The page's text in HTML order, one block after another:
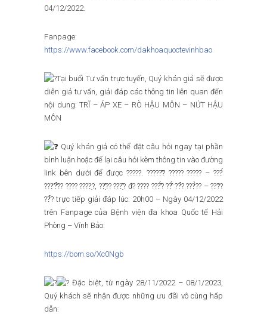
04/12/2022.
Fanpage:
https://www.facebook.com/dakhoaquoctevinhbao
Tại buổi Tư vấn trực tuyến, Quý khán giả sẽ được
diễn giả tư vấn, giải đáp các thông tin liên quan đến
nội dung: TRĨ – ÁP XE – RÒ HẬU MÔN – NỨT HẬU
MÔN
Quý khán giả có thể đặt câu hỏi ngay tại phần
bình luận hoặc để lại câu hỏi kèm thông tin vào đường
link bên dưới để được ?????. ?????̂̃? ????? ????? – ???́
???̛?̛̉?? ???? ????̣?, ??̣̂?? ???̣̂? đ? ???? ???̂́? ??̂́ ??̉? ???̀?? – ??̃??
??̉? trực tiếp giải đáp lúc: 20h00 – Ngày 04/12/2022
trên Fanpage của Bệnh viện đa khoa Quốc tế Hải
Phòng – Vĩnh Bảo:
https://bom.so/Xc0Ngb
Đặc biệt, từ ngày 28/11/2022 – 08/1/2023,
Quý khách sẽ nhận được những ưu đãi vô cùng hấp
dẫn: